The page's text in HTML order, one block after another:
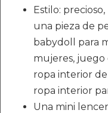
Estilo:
una pieza de
babydoll para
mujeres,
ropa interior
ropa interior
Una mini